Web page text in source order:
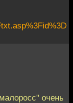
очень